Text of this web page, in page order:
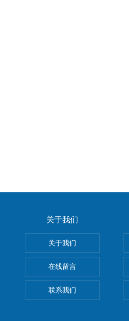
关于我们
关于我们
在线留言
联系我们